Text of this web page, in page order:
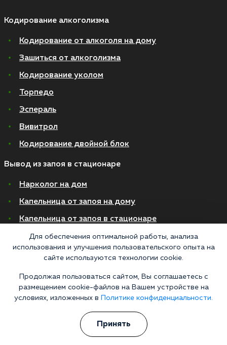
Кодирование алкоголизма
Кодирование от алкоголя на дому
Зашиться от алкоголизма
Кодирование уколом
Торпедо
Эспераль
Вивитрол
Кодирование двойной блок
Вывод из запоя в стационаре
Нарколог на дом
Капельница от запоя на дому
Капельница от запоя в стационаре
Капельница от похмелья
Детоксикация
Лечение алкоголизма в стационаре
Для обеспечения оптимальной работы, анализа
использования и улучшения пользовательского опыта на
сайте используются технологии cookie.
Продолжая пользоваться сайтом, Вы соглашаетесь с
размещением cookie-файлов на Вашем устройстве на
условиях, изложенных в
Политике конфиденциальности.
Принять